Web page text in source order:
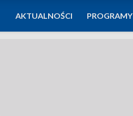
AKTUALNOŚCI PROGRAMY